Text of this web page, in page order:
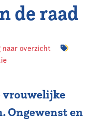
de raad
naar overzicht
vrouwelijke
Ongewenst en